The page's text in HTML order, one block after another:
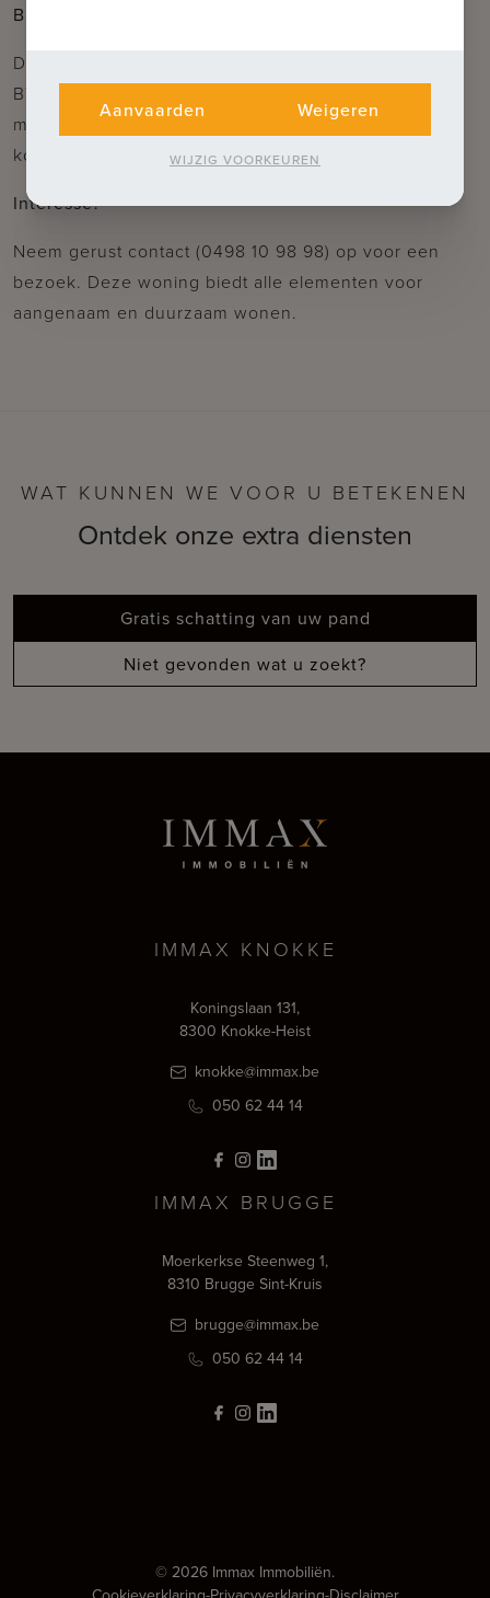
Bijzonderheden
De vermelde vraagprijs geldt bij aankoop onder het
BTW-stelsel. Er is echter ook een interessante
mogelijkheid voor particuliere kopers om aan te
kopen onder registratierechten.
Interesse?
Neem gerust contact (0498 10 98 98) op voor een
bezoek. Deze woning biedt alle elementen voor
aangenaam en duurzaam wonen.
WAT KUNNEN WE VOOR U BETEKENEN
Ontdek onze extra diensten
Gratis schatting van uw pand
Niet gevonden wat u zoekt?
IMMAX KNOKKE
Koningslaan 131,
8300 Knokke-Heist
knokke@immax.be
050 62 44 14
IMMAX BRUGGE
Moerkerkse Steenweg 1,
8310 Brugge Sint-Kruis
brugge@immax.be
050 62 44 14
© 2026 Immax Immobiliën.
Aanvaarden Weigeren
WIJZIG VOORKEUREN